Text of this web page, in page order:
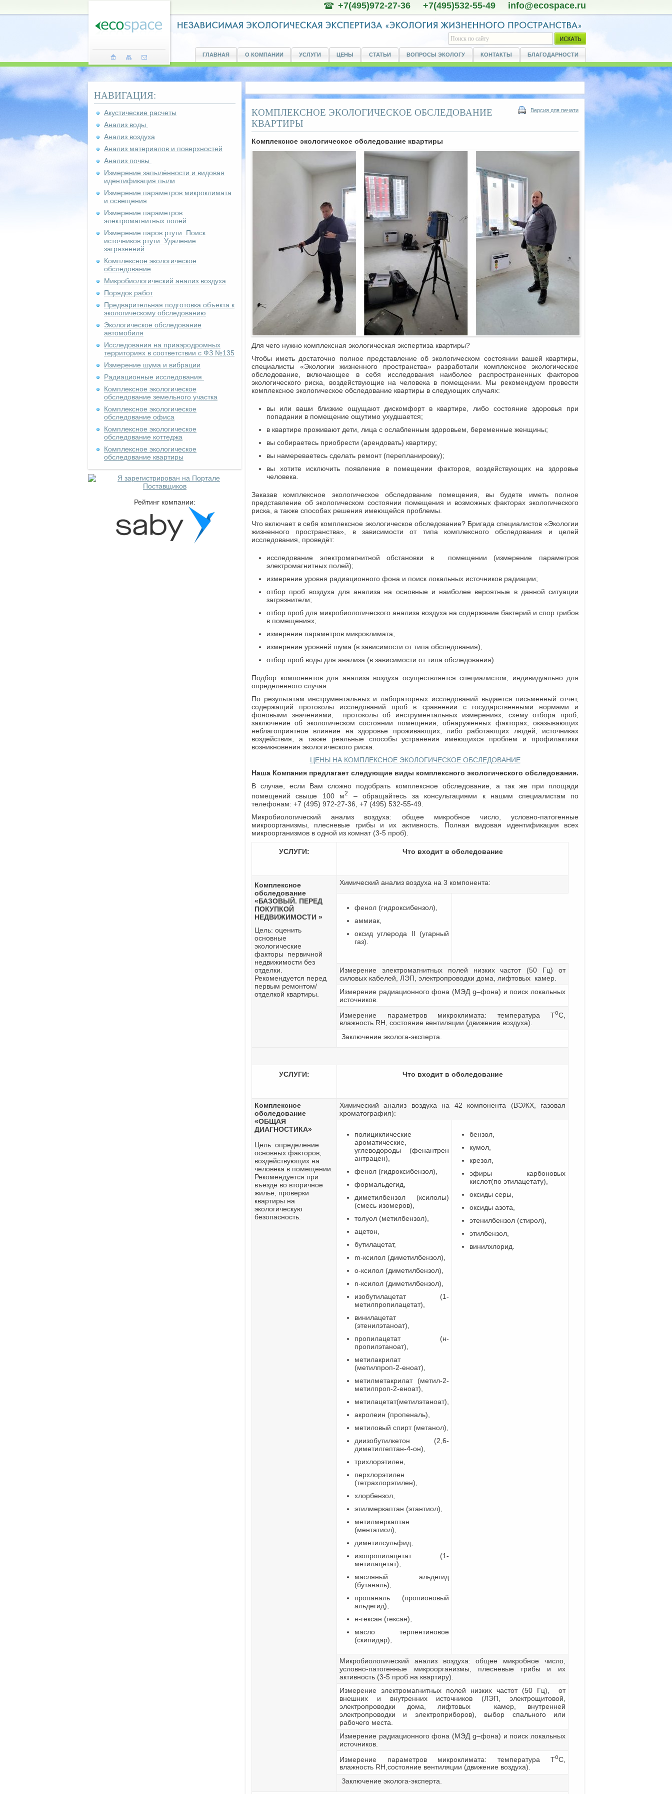
+7(495)972-27-36 +7(495)532-55-49 info@ecospace.ru
ГЛАВНАЯ О КОМПАНИИ УСЛУГИ ЦЕНЫ СТАТЬИ ВОПРОСЫ ЭКОЛОГУ КОНТАКТЫ БЛАГОДАРНОСТИ
Версия для печати
КОМПЛЕКСНОЕ ЭКОЛОГИЧЕСКОЕ ОБСЛЕДОВАНИЕ
КВАРТИРЫ
Комплексное экологическое обследование квартиры
Для чего нужно комплексная экологическая экспертиза квартиры?
Чтобы иметь достаточно полное представление об экологическом состоянии вашей квартиры,
специалисты «Экологии жизненного пространства» разработали комплексное экологическое
обследование, включающее в себя исследования наиболее распространенных факторов
экологического риска, воздействующие на человека в помещении. Мы рекомендуем провести
комплексное экологическое обследование квартиры в следующих случаях:
вы или ваши близкие ощущают дискомфорт в квартире, либо состояние здоровья при
попадании в помещение ощутимо ухудшается;
в квартире проживают дети, лица с ослабленным здоровьем, беременные женщины;
вы собираетесь приобрести (арендовать) квартиру;
вы намереваетесь сделать ремонт (перепланировку);
вы хотите исключить появление в помещении факторов, воздействующих на здоровье
человека.
Заказав комплексное экологическое обследование помещения, вы будете иметь полное
представление об экологическом состоянии помещения и возможных факторах экологического
риска, а также способах решения имеющейся проблемы.
Что включает в себя комплексное экологическое обследование? Бригада специалистов «Экологии
жизненного пространства», в зависимости от типа комплексного обследования и целей
исследования, проведёт:
исследование электромагнитной обстановки в помещении (измерение параметров
электромагнитных полей);
измерение уровня радиационного фона и поиск локальных источников радиации;
отбор проб воздуха для анализа на основные и наиболее вероятные в данной ситуации
загрязнители;
отбор проб для микробиологического анализа воздуха на содержание бактерий и спор грибов
в помещениях;
измерение параметров микроклимата;
измерение уровней шума (в зависимости от типа обследования);
отбор проб воды для анализа (в зависимости от типа обследования).
Подбор компонентов для анализа воздуха осуществляется специалистом, индивидуально для
определенного случая.
По результатам инструментальных и лабораторных исследований выдается письменный отчет,
содержащий протоколы исследований проб в сравнении с государственными нормами и
фоновыми значениями, протоколы об инструментальных измерениях, схему отбора проб,
заключение об экологическом состоянии помещения, обнаруженных факторах, оказывающих
неблагоприятное влияние на здоровье проживающих, либо работающих людей, источниках
воздействия, а также реальные способы устранения имеющихся проблем и профилактики
возникновения экологического риска.
ЦЕНЫ НА КОМПЛЕКСНОЕ ЭКОЛОГИЧЕСКОЕ ОБСЛЕДОВАНИЕ
Наша Компания предлагает следующие виды комплексного экологического обследования.
В случае, если Вам сложно подобрать комплексное обследование, а так же при площади
помещений свыше 100 м2
– обращайтесь за консультациями к нашим специалистам по
телефонам: +7 (495) 972-27-36, +7 (495) 532-55-49.
Микробиологический анализ воздуха: общее микробное число, условно-патогенные
микроорганизмы, плесневые грибы и их активность. Полная видовая идентификация всех
микроорганизмов в одной из комнат (3-5 проб).
УСЛУГИ: Что входит в обследование
Комплексное
обследование
«БАЗОВЫЙ. ПЕРЕД
ПОКУПКОЙ
НЕДВИЖИМОСТИ »
Цель: оценить
основные
экологические
факторы первичной
недвижимости без
отделки.
Рекомендуется перед
первым ремонтом/
отделкой квартиры.
Химический анализ воздуха на 3 компонента:
фенол (гидроксибензол),
аммиак,
оксид углерода II (угарный
газ).
Измерение электромагнитных полей низких частот (50 Гц) от
силовых кабелей, ЛЭП, электропроводки дома, лифтовых камер.
Измерение радиационного фона (МЭД g–фона) и поиск локальных
источников.
Измерение параметров микроклимата: температура ТоС,
влажность RH, состояние вентиляции (движение воздуха).
Заключение эколога-эксперта.
УСЛУГИ: Что входит в обследование
Комплексное
обследование
«ОБЩАЯ
ДИАГНОСТИКА»
Цель: определение
основных факторов,
воздействующих на
человека в помещении.
Рекомендуется при
въезде во вторичное
жилье, проверки
квартиры на
экологическую
безопасность.
Химический анализ воздуха на 42 компонента (ВЭЖХ, газовая
хроматография):
полициклические
ароматические,
углеводороды (фенантрен
антрацен),
фенол (гидроксибензол),
формальдегид,
диметилбензол (ксилолы)
(смесь изомеров),
толуол (метилбензол),
ацетон,
бутилацетат,
m-ксилол (диметилбензол),
о-ксилол (диметилбензол),
n-ксилол (диметилбензол),
изобутилацетат (1-
метилпропилацетат),
винилацетат
(этенилэтаноат),
пропилацетат (н-
пропилэтаноат),
метилакрилат
(метилпроп-2-еноат),
метилметакрилат (метил-2-
метилпроп-2-еноат),
метилацетат(метилэтаноат),
акролеин (пропеналь),
метиловый спирт (метанол),
диизобутилкетон (2,6-
диметилгептан-4-он),
трихлорэтилен,
перхлорэтилен
(тетрахлорэтилен),
хлорбензол,
этилмеркаптан (этантиол),
метилмеркаптан
(ментатиол),
диметилсульфид,
изопропилацетат (1-
метилацетат),
масляный альдегид
(бутаналь),
пропаналь (пропионовый
альдегид),
н-гексан (гексан),
масло терпентиновое
(скипидар),
бензол,
кумол,
крезол,
эфиры карбоновых
кислот(по этилацетату),
оксиды серы,
оксиды азота,
этенилбензол (стирол),
этилбензол,
винилхлорид.
Микробиологический анализ воздуха: общее микробное число,
условно-патогенные микроорганизмы, плесневые грибы и их
активность (3-5 проб на квартиру).
Измерение электромагнитных полей низких частот (50 Гц), от
внешних и внутренних источников (ЛЭП, электрощитовой,
электропроводки дома, лифтовых камер, внутренней
электропроводки и электроприборов), выбор спального или
рабочего места.
Измерение радиационного фона (МЭД g–фона) и поиск локальных
источников.
Измерение параметров микроклимата: температура ТоС,
влажность RH,состояние вентиляции (движение воздуха).
Заключение эколога-эксперта.
НАВИГАЦИЯ:
Акустические расчеты
Анализ воды
Анализ воздуха
Анализ материалов и поверхностей
Анализ почвы
Измерение запылённости и видовая
идентификация пыли
Измерение параметров микроклимата
и освещения
Измерение параметров
электромагнитных полей
Измерение паров ртути. Поиск
источников ртути. Удаление
загрязнений
Комплексное экологическое
обследование
Микробиологический анализ воздуха
Порядок работ
Предварительная подготовка объекта к
экологическому обследованию
Экологическое обследование
автомобиля
Исследования на приаэродромных
территориях в соответствии с ФЗ №135
Измерение шума и вибрации
Радиационные исследования
Комплексное экологическое
обследование земельного участка
Комплексное экологическое
обследование офиса
Комплексное экологическое
обследование коттеджа
Комплексное экологическое
обследование квартиры
Рейтинг компании: